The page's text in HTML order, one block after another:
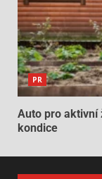
PR
Auto pro aktivní
kondice